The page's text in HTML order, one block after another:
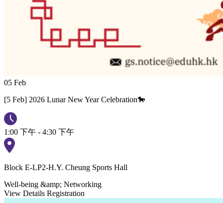
05 Feb
[5 Feb] 2026 Lunar New Year Celebration🐎
1:00 下午 - 4:30 下午
Block E-LP2-H.Y. Cheung Sports Hall
Well-being &amp; Networking
View Details Registration